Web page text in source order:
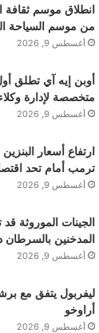
انطلاق موسم ثقافة
من موسم السياحة
أغسطس 9, 2026
أوبن إيه آي تطلق
متخصصة لإدارة
أغسطس 9, 2026
ارتفاع أسعار
ترمب أمام تحد
أغسطس 9, 2026
الجينات الموروثة
المدخنين
أغسطس 9, 2026
ليفربول يتفق مع
أراوخو
أغسطس 9, 2026